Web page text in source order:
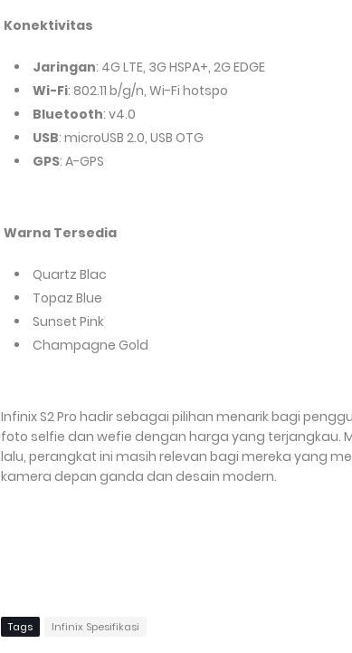
Konektivitas
Jaringan: 4G LTE, 3G HSPA+, 2G EDGE
Wi-Fi: 802.11 b/g/n, Wi-Fi hotspo
Bluetooth: v4.0
USB: microUSB 2.0, USB OTG
GPS: A-GPS
Warna Tersedia
Quartz Blac
Topaz Blue
Sunset Pink
Champagne Gold
Infinix S2 Pro hadir sebagai pilihan menarik bagi
foto selfie dan wefie dengan harga yang terjangkau.
lalu, perangkat ini masih relevan bagi mereka yang
kamera depan ganda dan desain modern.
Tags Infinix Spesifikasi